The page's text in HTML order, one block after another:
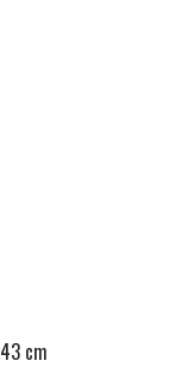
cm